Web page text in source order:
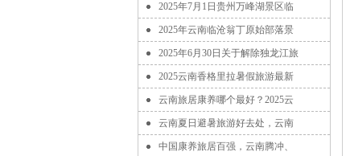
2025年7月1日贵州万峰湖景区临
2025年云南临沧翁丁原始部落景
2025年6月30日关于解除独龙江旅
2025云南香格里拉暑假旅游最新
云南旅居康养哪个最好？2025云
云南夏日避暑旅游好去处，云南
中国康养旅居百强，云南腾冲、